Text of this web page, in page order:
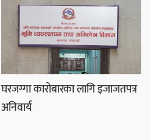
घरजग्गा कारोबारका लागि इजाजतपत्र
अनिवार्य